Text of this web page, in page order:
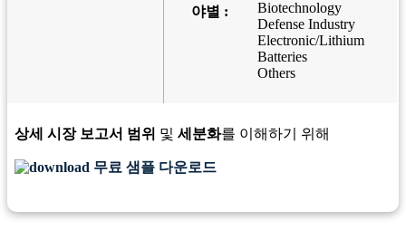
야별 :
Biotechnology
Defense Industry
Electronic/Lithium
Batteries
Others
상세 시장 보고서 범위 및 세분화를 이해하기 위해
무료 샘플 다운로드